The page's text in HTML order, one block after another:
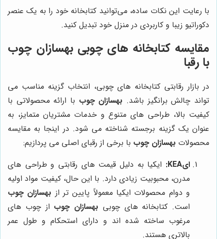
با رعایت این نکات ساده، می‌توانید کتابخانه خود را به یک عنصر
دکوراتیو زیبا و کاربردی در منزل خود تبدیل کنید.
مقایسه کتابخانه های چوبی بهسازان چوب
با رقبا
در بازار رقابتی کتابخانه های چوبی، انتخاب گزینه مناسب می
تواند چالش برانگیز باشد. بهسازان چوب با ارائه محصولاتی با
کیفیت بالا، طراحی های متنوع و خدمات مشتریان متمایز، به
عنوان یک گزینه برجسته شناخته می شود. در اینجا به مقایسه
محصولات بهسازان چوب با برخی از رقبای اصلی می پردازیم:
ایKEA:
ایکیا به دلیل قیمت های رقابتی و طراحی های
مدرن، محبوبیت زیادی دارد. با این حال، کیفیت مواد اولیه
و دوام محصولات ایکیا معمولاً پایین تر از بهسازان چوب
است. کتابخانه های چوبی بهسازان چوب از چوب های
مرغوب ساخته شده اند و دارای استحکام و طول عمر
بالاتری هستند.